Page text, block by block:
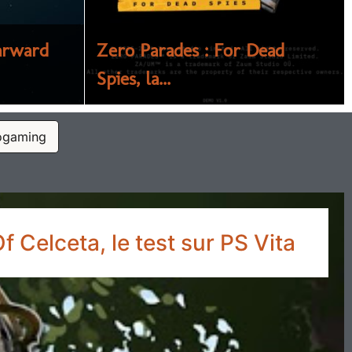
Rain Aïbo Art Auction
Zero Parades : For Dead
Spies, la...
Celceta, le test sur PS Vita